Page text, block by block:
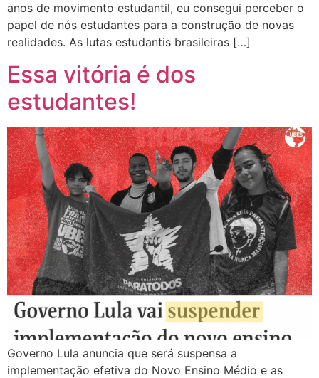
anos de movimento estudantil, eu consegui perceber o
papel de nós estudantes para a construção de novas
realidades. As lutas estudantis brasileiras […]
Essa vitória é dos
estudantes!
Governo Lula anuncia que será suspensa a
implementação efetiva do Novo Ensino Médio e as